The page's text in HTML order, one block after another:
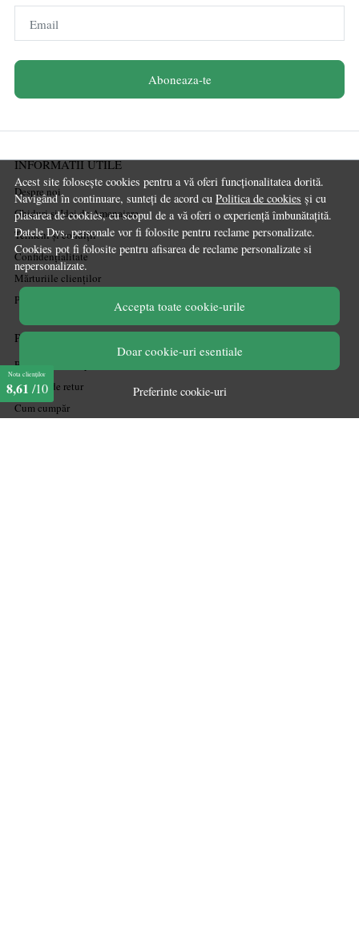
Acest site folosește cookies pentru a vă oferi funcționalitatea dorită.
Navigând în continuare, sunteți de acord cu Politica de cookies și cu
plasarea de cookies, cu scopul de a vă oferi o experiență îmbunătațită.
Datele Dvs. personale vor fi folosite pentru reclame personalizate.
Cookies pot fi folosite pentru afisarea de reclame personalizate si
nepersonalizate.
Accepta toate cookie-urile
Doar cookie-uri esentiale
Preferinte cookie-uri
Email
Aboneaza-te
INFORMATII UTILE
Despre noi
Ghiduri și Idei de Amenajare
Termeni și condiții
Confidențialitate
Mărturiile clienților
Politica de Cookies
PLATA SI LIVRARE
Politica de transport
Politica de retur
Cum cumpăr
Nota clienților
8,61 /10